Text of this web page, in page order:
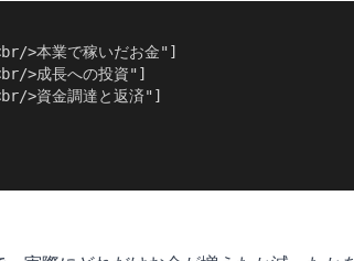
>本業で稼いだお金"]
>成長への投資"]
>資金調達と返済"]